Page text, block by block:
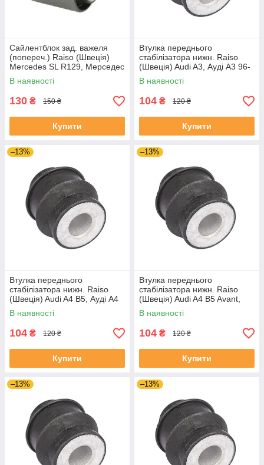
Сайлентблок зад. важеля
(попереч.) Raiso (Швеція)
Mercedes SL R129, Мерседес
СЛ Р129 #RL-124465M
UARBHDS4
В наявності
130 ₴ 150 ₴
Купити
Втулка переднього
стабілізатора нижн. Raiso
(Швеція) Audi A3, Ауді А3 96-
#RL-8D0317C UAMXFCQ4
В наявності
104 ₴ 120 ₴
Купити
–13%
Втулка переднього
стабілізатора нижн. Raiso
(Швеція) Audi A4 B5, Ауді А4
Б5 94- #RL-8D0317C
UAIZMNQ4
В наявності
104 ₴ 120 ₴
Купити
–13%
Втулка переднього
стабілізатора нижн. Raiso
(Швеція) Audi A4 B5 Avant,
Ауді А4 Б5 94- #RL-8D0317C
UAIHNBK4
В наявності
104 ₴ 120 ₴
Купити
–13% –13%